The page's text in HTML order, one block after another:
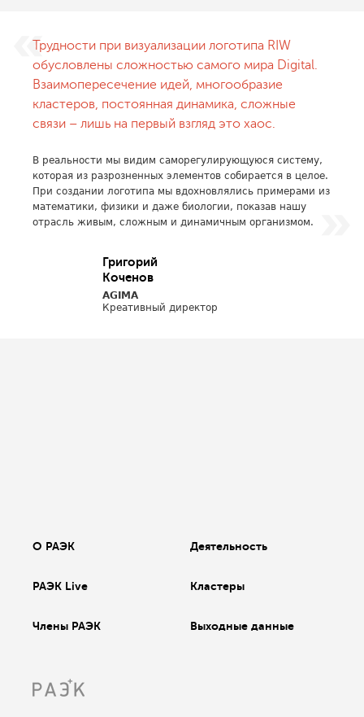
Трудности при визуализации логотипа RIW
обусловлены сложностью самого мира Digital.
Взаимопересечение идей, многообразие
кластеров, постоянная динамика, сложные
связи – лишь на первый взгляд это хаос.
В реальности мы видим саморегулирующуюся систему,
которая из разрозненных элементов собирается в целое.
При создании логотипа мы вдохновлялись примерами из
математики, физики и даже биологии, показав нашу
отрасль живым, сложным и динамичным организмом.
Григорий
Коченов
AGIMA
Креативный директор
О РАЭК Деятельность
РАЭК Live Кластеры
Члены РАЭК Выходные данные